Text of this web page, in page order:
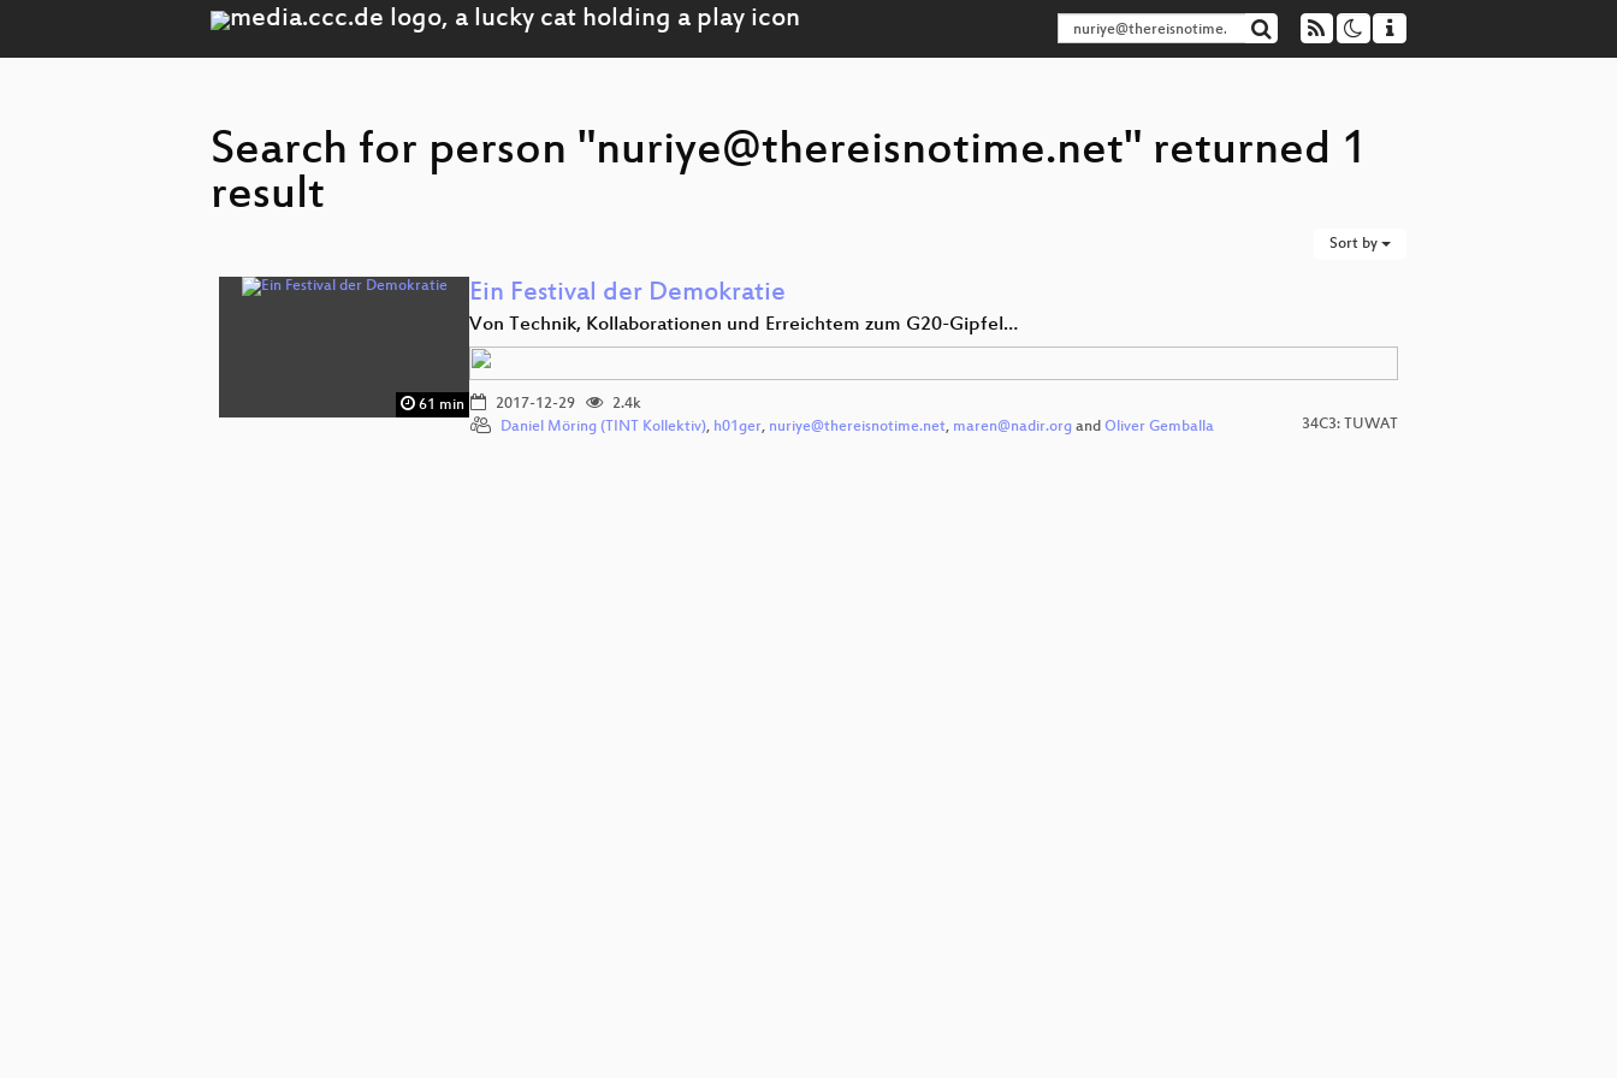
Search for person "nuriye@thereisnotime.net" returned 1
result
Sort by
61 min
Ein Festival der Demokratie
Von Technik, Kollaborationen und Erreichtem zum G20-Gipfel…
2017-12-29
2.4k
Daniel Möring (TINT Kollektiv), h01ger, nuriye@thereisnotime.net, maren@nadir.org and Oliver Gemballa 34C3: TUWAT